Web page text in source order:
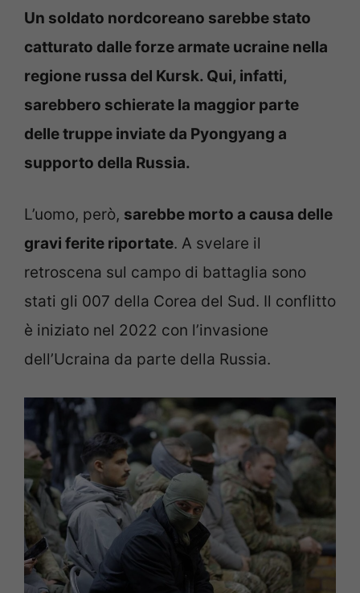
Un soldato nordcoreano sarebbe stato
catturato dalle forze armate ucraine nella
regione russa del Kursk. Qui, infatti,
sarebbero schierate la maggior parte
delle truppe inviate da Pyongyang a
supporto della Russia.
L’uomo, però, sarebbe morto a causa delle
gravi ferite riportate. A svelare il
retroscena sul campo di battaglia sono
stati gli 007 della Corea del Sud. Il conflitto
è iniziato nel 2022 con l’invasione
dell’Ucraina da parte della Russia.